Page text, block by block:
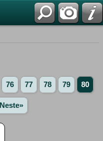
76 77 78 79 80
Neste»